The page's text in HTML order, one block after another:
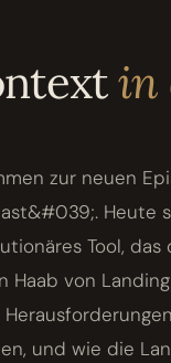
in
zur neuen
Heute
Tool,
Haab von
und wie die